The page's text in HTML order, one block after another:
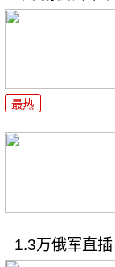
最热
1.3万俄军直